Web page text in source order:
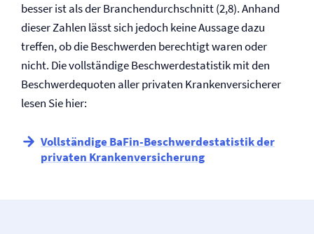
besser ist als der Branchendurchschnitt (2,8). Anhand
dieser Zahlen lässt sich jedoch keine Aussage dazu
treffen, ob die Beschwerden berechtigt waren oder
nicht. Die vollständige Beschwerdestatistik mit den
Beschwerdequoten aller privaten Kranken­versicherer
lesen Sie hier:
Vollständige BaFin-Beschwerdestatistik der
privaten Kranken­versicherung